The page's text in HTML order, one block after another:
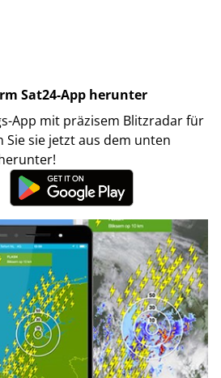
Sat24-App herunter
App mit präzisem Blitzradar für
Sie sie jetzt aus dem unten